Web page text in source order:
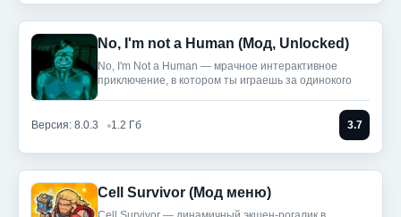
No, I'm not a Human (Мод, Unlocked)
No, I'm Not a Human — мрачное интерактивное
приключение, в котором ты играешь за одинокого
Версия: 8.0.3 1.2 Гб 3.7
Cell Survivor (Мод меню)